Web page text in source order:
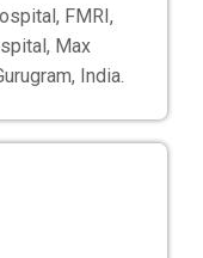
FMRI,
Max
India.